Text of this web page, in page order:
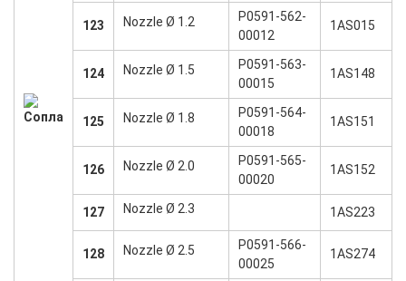
123 Nozzle Ø 1.2
P0591-562-
00012
1AS015
124 Nozzle Ø 1.5
P0591-563-
00015
1AS148
125 Nozzle Ø 1.8
P0591-564-
00018
1AS151
126 Nozzle Ø 2.0
P0591-565-
00020
1AS152
127 Nozzle Ø 2.3 1AS223
128 Nozzle Ø 2.5
P0591-566-
00025
1AS274